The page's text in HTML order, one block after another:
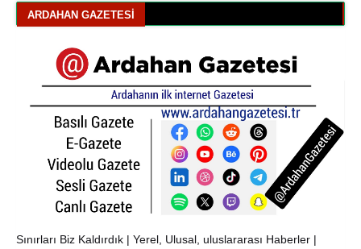
ARDAHAN GAZETESI
Sınırları Biz Kaldırdık | Yerel, Ulusal, uluslararası Haberler |